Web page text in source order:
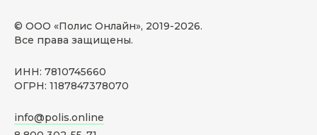
© ООО «Полис Онлайн», 2019-2026.
Все права защищены.
ИНН: 7810745660
ОГРН: 1187847378070
info@polis.online